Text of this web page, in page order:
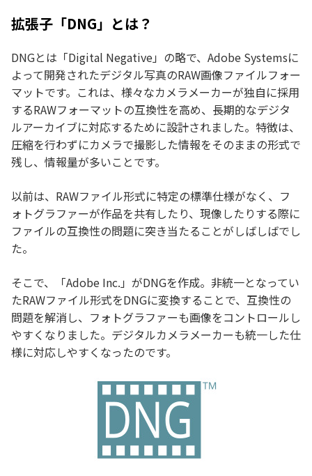
拡張子「DNG」とは？
DNGとは「Digital Negative」の略で、Adobe Systemsに
よって開発されたデジタル写真のRAW画像ファイルフォー
マットです。これは、様々なカメラメーカーが独自に採用
するRAWフォーマットの互換性を高め、長期的なデジタ
ルアーカイブに対応するために設計されました。特徴は、
圧縮を行わずにカメラで撮影した情報をそのままの形式で
残し、情報量が多いことです。
以前は、RAWファイル形式に特定の標準仕様がなく、フ
ォトグラファーが作品を共有したり、現像したりする際に
ファイルの互換性の問題に突き当たることがしばしばでし
た。
そこで、「Adobe Inc.」がDNGを作成。非統一となってい
たRAWファイル形式をDNGに変換することで、互換性の
問題を解消し、フォトグラファーも画像をコントロールし
やすくなりました。デジタルカメラメーカーも統一した仕
様に対応しやすくなったのです。